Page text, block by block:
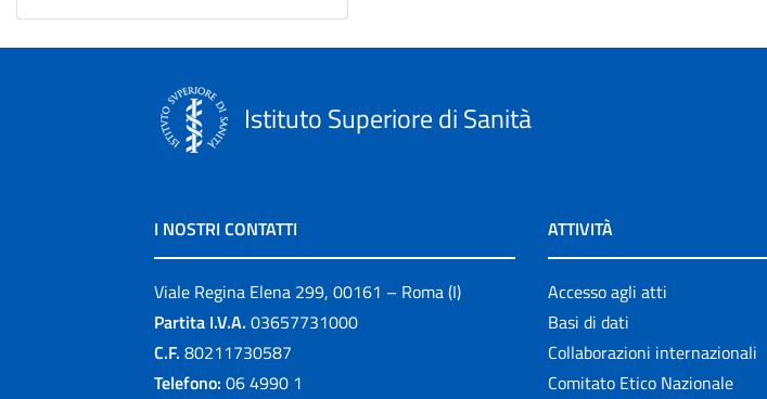
Istituto Superiore di Sanità
I NOSTRI CONTATTI
Viale Regina Elena 299, 00161 – Roma (I)
Partita I.V.A. 03657731000
C.F. 80211730587
Telefono: 06 4990 1
ATTIVITÀ
Accesso agli atti
Basi di dati
Collaborazioni internazionali
Comitato Etico Nazionale